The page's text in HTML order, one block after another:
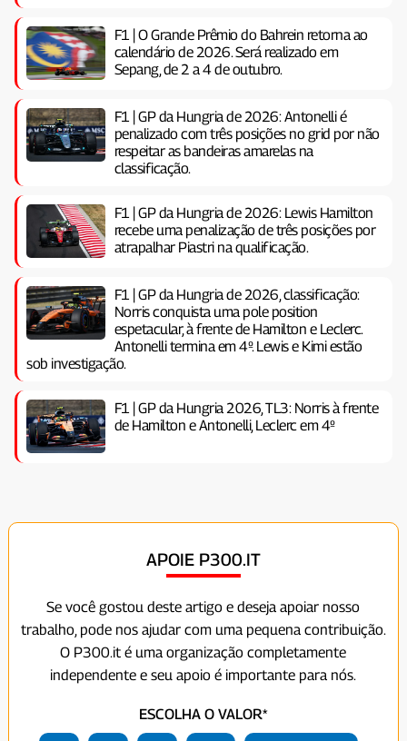
F1 | O Grande Prêmio do Bahrein retorna ao
calendário de 2026. Será realizado em
Sepang, de 2 a 4 de outubro.
F1 | GP da Hungria de 2026: Antonelli é
penalizado com três posições no grid por não
respeitar as bandeiras amarelas na
classificação.
F1 | GP da Hungria de 2026: Lewis Hamilton
recebe uma penalização de três posições por
atrapalhar Piastri na qualificação.
F1 | GP da Hungria de 2026, classificação:
Norris conquista uma pole position
espetacular, à frente de Hamilton e Leclerc.
Antonelli termina em 4º. Lewis e Kimi estão
sob investigação.
F1 | GP da Hungria 2026, TL3: Norris à frente
de Hamilton e Antonelli, Leclerc em 4º
APOIE P300.IT
Se você gostou deste artigo e deseja apoiar nosso
trabalho, pode nos ajudar com uma pequena contribuição.
O P300.it é uma organização completamente
independente e seu apoio é importante para nós.
ESCOLHA O VALOR*